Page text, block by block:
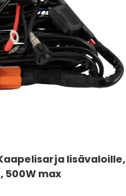
Kaapelisarja lisävaloille,
500W max